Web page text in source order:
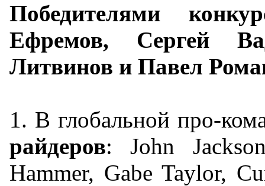
Победителями
Ефремов, Сергей
Литвинов и Павел
1. В глобальной про-
райдеров: John
Hammer, Gabe Taylor,